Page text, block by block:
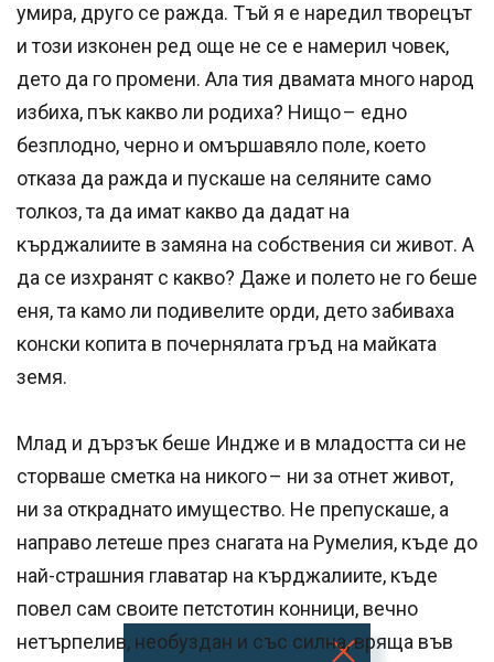
умира, друго се ражда. Тъй я е наредил творецът
и този изконен ред още не се е намерил човек,
дето да го промени. Ала тия двамата много народ
избиха, пък какво ли родиха? Нищо – едно
безплодно, черно и омършавяло поле, което
отказа да ражда и пускаше на селяните само
толкоз, та да имат какво да дадат на
кърджалиите в замяна на собствения си живот. А
да се изхранят с какво? Даже и полето не го беше
еня, та камо ли подивелите орди, дето забиваха
конски копита в почернялата гръд на майката
земя.
Млад и дързък беше Индже и в младостта си не
сторваше сметка на никого – ни за отнет живот,
ни за откраднато имущество. Не препускаше, а
направо летеше през снагата на Румелия, къде до
най-страшния главатар на кърджалиите, къде
повел сам своите петстотин конници, вечно
нетърпелив, необуздан и със силна, вряща във